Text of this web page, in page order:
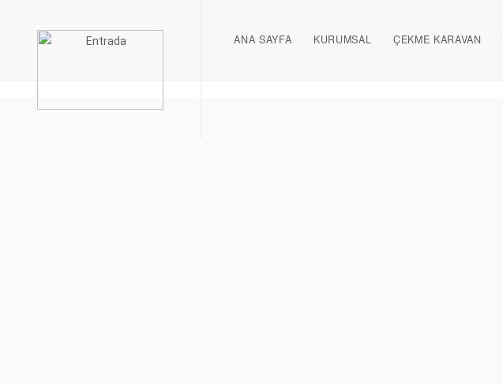
ANA SAYFA KURUMSAL ÇEKME KARAVAN